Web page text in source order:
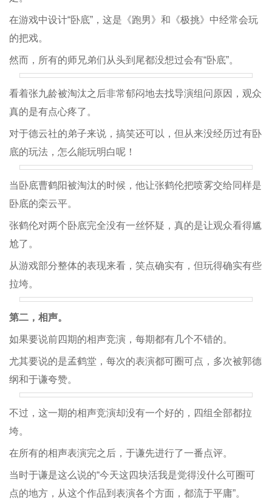
在游戏中设计“卧底”，这是《跑男》和《极挑》中经常会玩
的把戏。
然而，所有的师兄弟们从头到尾都没想过会有“卧底”。
看着张九龄被淘汰之后非常郁闷地去找导演组问原因，观众
真的是有点心疼了。
对于德云社的弟子来说，搞笑还可以，但从来没经历过有卧
底的玩法，怎么能玩明白呢！
当卧底曹鹤阳被淘汰的时候，他让张鹤伦把喷雾交给同样是
卧底的栾云平。
张鹤伦对两个卧底完全没有一丝怀疑，真的是让观众看得尴
尬了。
从游戏部分整体的表现来看，笑点确实有，但玩得确实有些
拉垮。
第二，相声。
如果要说前四期的相声竞演，每期都有几个不错的。
尤其要说的是孟鹤堂，每次的表演都可圈可点，多次被郭德
纲和于谦夸赞。
不过，这一期的相声竞演却没有一个好的，四组全部都拉
垮。
在所有的相声表演完之后，于谦先进行了一番点评。
当时于谦是这么说的“今天这四块活我是觉得没什么可圈可
点的地方，从这个作品到表演各个方面，都流于平庸”。